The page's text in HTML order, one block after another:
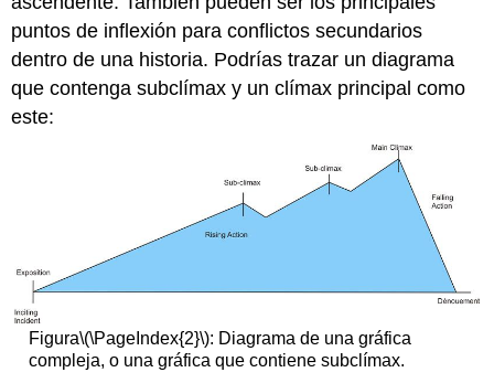
puntos de inflexión para conflictos secundarios
dentro de una historia. Podrías trazar un diagrama
que contenga subclímax y un clímax principal como
este:
Figura\(\PageIndex{2}\): Diagrama de una gráfica
compleja, o una gráfica que contiene subclímax.